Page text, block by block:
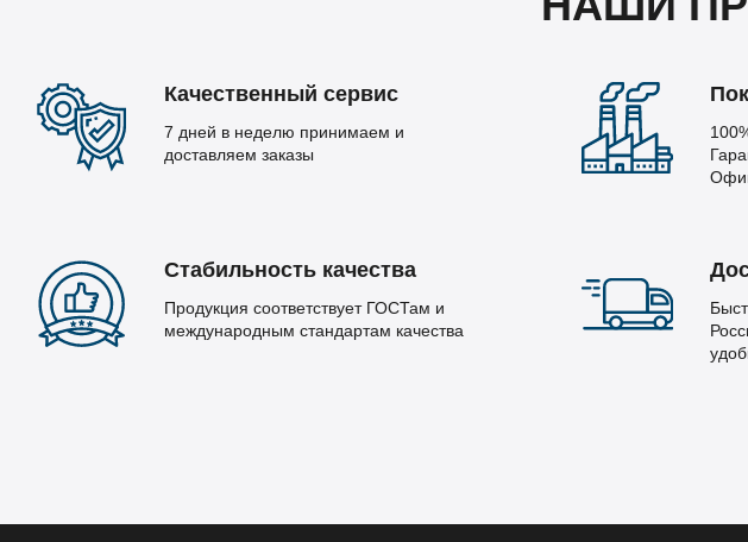
Качественный сервис
7 дней в неделю принимаем и
доставляем заказы
Стабильность качества
Продукция соответствует ГОСТам и
международным стандартам качества